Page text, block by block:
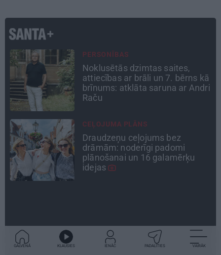
TAVS ĀRSTS
«Manā kabinetā bijusi teju visa
Liepāja.» Ārste Ingrīda
Gardovska par vairāk nekā 50
gadiem medicīnā
INTERVIJA
«Nevajag kalnos tēlot varoņus!
Tie ātri noliks pie vietas.»
Alpīnists Atis Plakans, kurš
pieredzējis biedra bojāeju
Volfs Ruvinskis kļuva par
Meksikas superzvaigzni
GALVENĀ KLAUSIES IENĀC PADALĪTIES VAIRĀK